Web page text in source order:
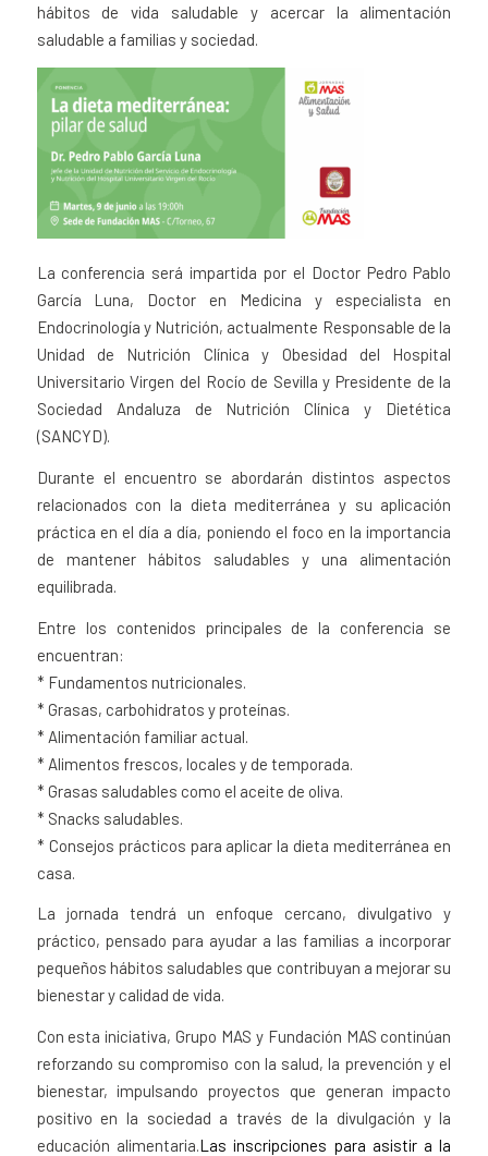
hábitos de vida saludable y acercar la alimentación
saludable a familias y sociedad.
La conferencia será impartida por el Doctor Pedro Pablo
García Luna, Doctor en Medicina y especialista en
Endocrinología y Nutrición, actualmente Responsable de la
Unidad de Nutrición Clínica y Obesidad del Hospital
Universitario Virgen del Rocío de Sevilla y Presidente de la
Sociedad Andaluza de Nutrición Clínica y Dietética
(SANCYD).
Durante el encuentro se abordarán distintos aspectos
relacionados con la dieta mediterránea y su aplicación
práctica en el día a día, poniendo el foco en la importancia
de mantener hábitos saludables y una alimentación
equilibrada.
Entre los contenidos principales de la conferencia se
encuentran:
* Fundamentos nutricionales.
* Grasas, carbohidratos y proteínas.
* Alimentación familiar actual.
* Alimentos frescos, locales y de temporada.
* Grasas saludables como el aceite de oliva.
* Snacks saludables.
* Consejos prácticos para aplicar la dieta mediterránea en
casa.
La jornada tendrá un enfoque cercano, divulgativo y
práctico, pensado para ayudar a las familias a incorporar
pequeños hábitos saludables que contribuyan a mejorar su
bienestar y calidad de vida.
Con esta iniciativa, Grupo MAS y Fundación MAS continúan
reforzando su compromiso con la salud, la prevención y el
bienestar, impulsando proyectos que generan impacto
positivo en la sociedad a través de la divulgación y la
educación alimentaria.Las inscripciones para asistir a la